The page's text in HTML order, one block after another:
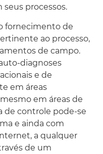
processos.
fornecimento de
ao processo,
de campo.
diagnoses
e de
em áreas
em áreas de
de controle pode-se
e ainda com
a qualquer
de um